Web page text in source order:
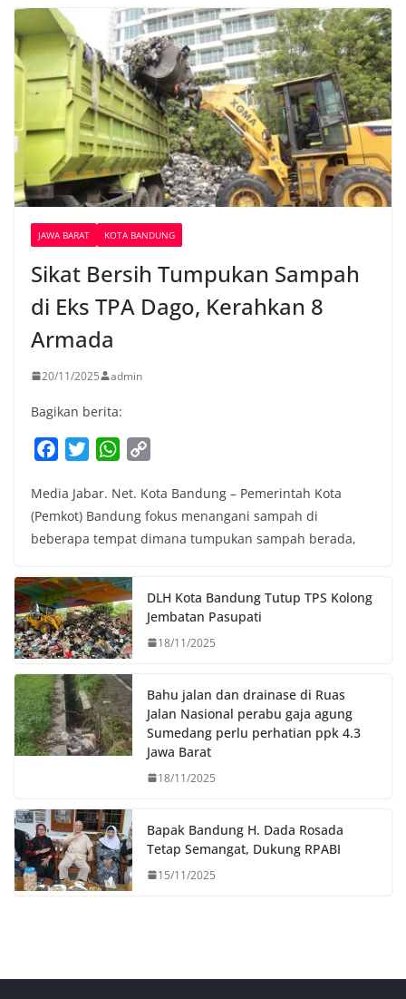
JAWA BARAT KOTA BANDUNG
Sikat Bersih Tumpukan Sampah
di Eks TPA Dago, Kerahkan 8
Armada
20/11/2025 admin
Bagikan berita:
c
e
b
o
k
i
t
t
r
W
a
t
s
p
p
p
y
L
n
k
Media Jabar. Net. Kota Bandung – Pemerintah Kota
(Pemkot) Bandung fokus menangani sampah di
beberapa tempat dimana tumpukan sampah berada,
DLH Kota Bandung Tutup TPS Kolong
Jembatan Pasupati
18/11/2025
Bahu jalan dan drainase di Ruas
Jalan Nasional perabu gaja agung
Sumedang perlu perhatian ppk 4.3
Jawa Barat
18/11/2025
Bapak Bandung H. Dada Rosada
Tetap Semangat, Dukung RPABI
15/11/2025